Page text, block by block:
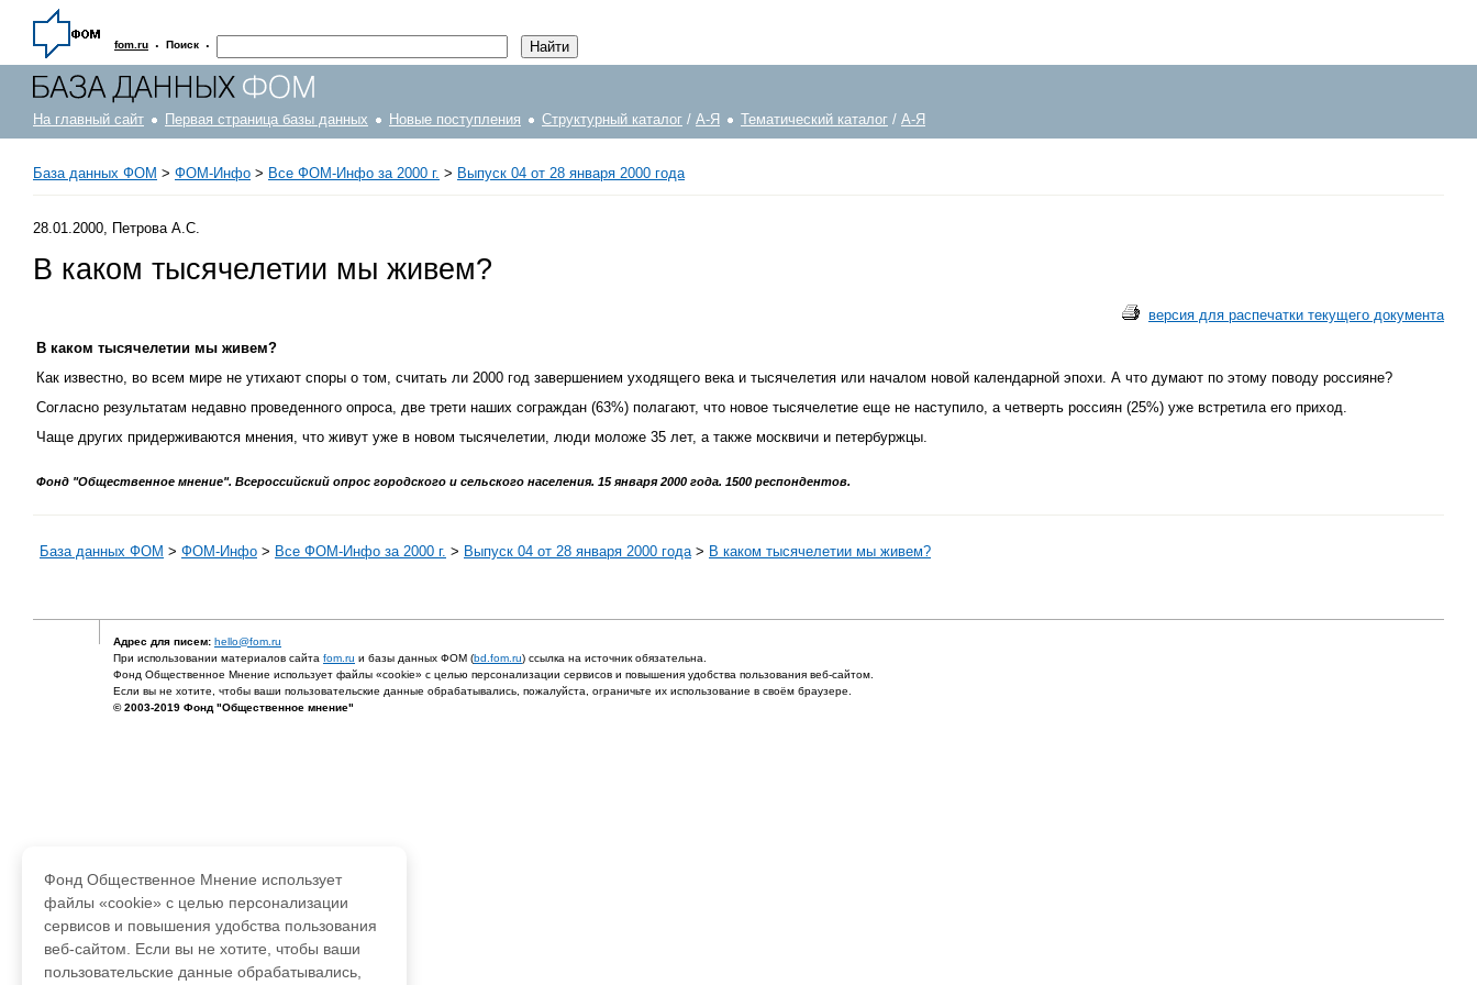
fom.ru · Поиск ·
На главный сайт Первая страница базы данных Новые поступления Структурный каталог / А-Я Тематический каталог / А-Я
База данных ФОМ > ФOM-Инфо > Все ФОМ-Инфо за 2000 г. > Выпуск 04 от 28 января 2000 года
28.01.2000, Петрова А.С.
В каком тысячелетии мы живем?
версия для распечатки текущего документа
В каком тысячелетии мы живем?
Как известно, во всем мире не утихают споры о том, считать ли 2000 год завершением уходящего века и тысячелетия или началом новой календарной эпохи. А что думают по этому поводу россияне?
Согласно результатам недавно проведенного опроса, две трети наших сограждан (63%) полагают, что новое тысячелетие еще не наступило, а четверть россиян (25%) уже встретила его приход.
Чаще других придерживаются мнения, что живут уже в новом тысячелетии, люди моложе 35 лет, а также москвичи и петербуржцы.
Фонд "Общественное мнение". Всероссийский опрос городского и сельского населения. 15 января 2000 года. 1500 респондентов.
База данных ФОМ > ФOM-Инфо > Все ФОМ-Инфо за 2000 г. > Выпуск 04 от 28 января 2000 года > В каком тысячелетии мы живем?
Адрес для писем: hello@fom.ru
При использовании материалов сайта fom.ru и базы данных ФОМ (bd.fom.ru) ссылка на источник обязательна.
Фонд Общественное Мнение использует файлы «cookie» с целью персонализации сервисов и повышения удобства пользования веб-сайтом.
Если вы не хотите, чтобы ваши пользовательские данные обрабатывались, пожалуйста, ограничьте их использование в своём браузере.
© 2003-2019 Фонд "Общественное мнение"
Фонд Общественное Мнение использует
файлы «cookie» с целью персонализации
сервисов и повышения удобства пользования
веб-сайтом. Если вы не хотите, чтобы ваши
пользовательские данные обрабатывались,